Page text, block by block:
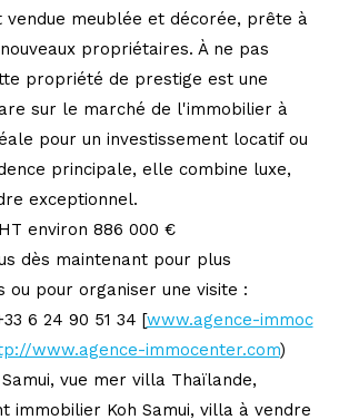
vendue meublée et décorée, prête à
propriétaires. À ne pas
propriété de prestige est une
sur le marché de l'immobilier à
pour un investissement locatif ou
principale, elle combine luxe,
exceptionnel.
environ 886 000 €
dès maintenant pour plus
ou pour organiser une visite :
6 24 90 51 34 [www.agence-immoc
www.agence-immocenter.com)
vue mer villa Thaïlande,
immobilier Koh Samui, villa à vendre